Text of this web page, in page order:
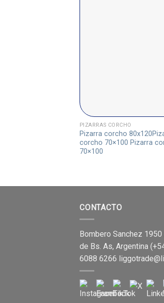
PIZARRAS CORCHO
Pizarra corcho
corcho 70×100 Pizarra
70×100
CONTACTO
Bombero Sanchez
de Bs. As, Argentina
6088 6266